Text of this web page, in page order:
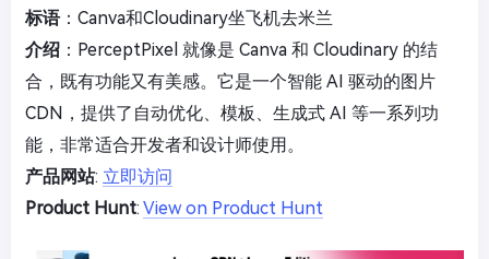
标语：Canva和Cloudinary坐飞机去米兰
介绍 ：PerceptPixel 就像是 Canva 和 Cloudinary 的结
合，既有功能又有美感。它是一个智能 AI 驱动的图片
CDN，提供了自动优化、模板、生成式 AI 等一系列功
能，非常适合开发者和设计师使用。
产品网站: 立即访问
Product Hunt: View on Product Hunt